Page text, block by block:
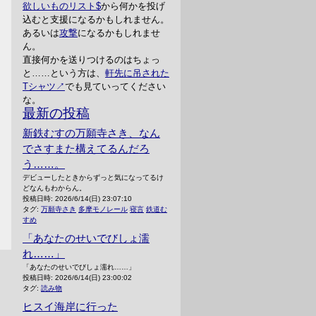
欲しいものリスト
から何かを投げ
込むと支援になるかもしれません。
あるいは攻撃になるかもしれませ
ん。
直接何かを送りつけるのはちょっ
と……という方は、 軒先に吊された
Tシャツ
でも見ていってください
な。
最新の投稿
新鉄むすの万願寺さき、なん
でさすまた構えてるんだろ
う……。
デビューしたときからずっと気になってるけ
どなんもわからん。
投稿日時: 2026/6/14(日) 23:07:10
タグ: 万願寺さき 多摩モノレール 寝言 鉄道む
すめ
「あなたのせいでびしょ濡
れ……」
「あなたのせいでびしょ濡れ……」
投稿日時: 2026/6/14(日) 23:00:02
タグ: 読み物
ヒスイ海岸に行った